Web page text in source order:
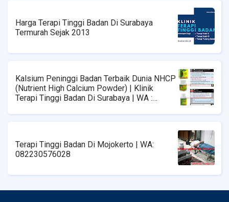
Harga Terapi Tinggi Badan Di Surabaya
Termurah Sejak 2013
Kalsium Peninggi Badan Terbaik Dunia NHCP
(Nutrient High Calcium Powder) | Klinik
Terapi Tinggi Badan Di Surabaya | WA :
Terapi Tinggi Badan Di Mojokerto | WA:
082230576028